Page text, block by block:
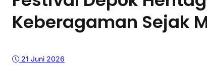
Keberagaman Sejak
21 Juni 2026